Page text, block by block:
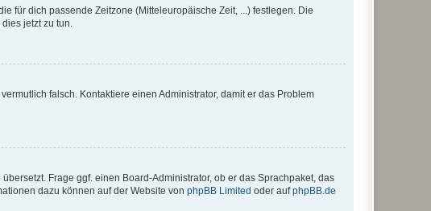
für dich passende Zeitzone (Mitteleuropäische Zeit, ...) festlegen. Die
jetzt zu tun.
falsch. Kontaktiere einen Administrator, damit er das Problem
Frage ggf. einen Board-Administrator, ob er das Sprachpaket, das
dazu können auf der Website von phpBB Limited oder aufphpBB.de